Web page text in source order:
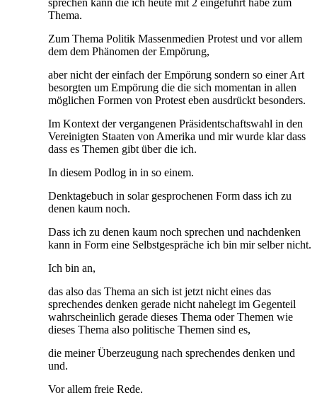
Thema.
Zum Thema Politik Massenmedien Protest und vor allem
dem dem Phänomen der Empörung,
aber nicht der einfach der Empörung sondern so einer Art
besorgten um Empörung die die sich momentan in allen
möglichen Formen von Protest eben ausdrückt besonders.
Im Kontext der vergangenen Präsidentschaftswahl in den
Vereinigten Staaten von Amerika und mir wurde klar dass
dass es Themen gibt über die ich.
In diesem Podlog in in so einem.
Denktagebuch in solar gesprochenen Form dass ich zu
denen kaum noch.
Dass ich zu denen kaum noch sprechen und nachdenken
kann in Form eine Selbstgespräche ich bin mir selber nicht.
Ich bin an,
das also das Thema an sich ist jetzt nicht eines das
sprechendes denken gerade nicht nahelegt im Gegenteil
wahrscheinlich gerade dieses Thema oder Themen wie
dieses Thema also politische Themen sind es,
die meiner Überzeugung nach sprechendes denken und
und.
Vor allem freie Rede.